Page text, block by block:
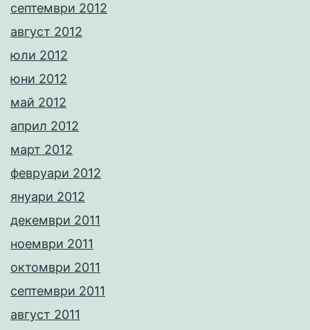
септември 2012
август 2012
юли 2012
юни 2012
май 2012
април 2012
март 2012
февруари 2012
януари 2012
декември 2011
ноември 2011
октомври 2011
септември 2011
август 2011